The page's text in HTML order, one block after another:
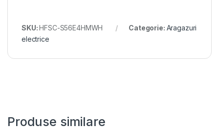
SKU:HFSC-S56E4HMWH Categorie: Aragazuri
electrice
Produse similare